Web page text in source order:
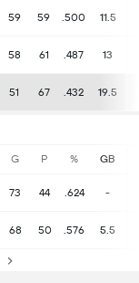
59 59 .500 11.5
58 61 .487 13
51 67 .432 19.5
G P % GB
73 44 .624 -
68 50 .576 5.5